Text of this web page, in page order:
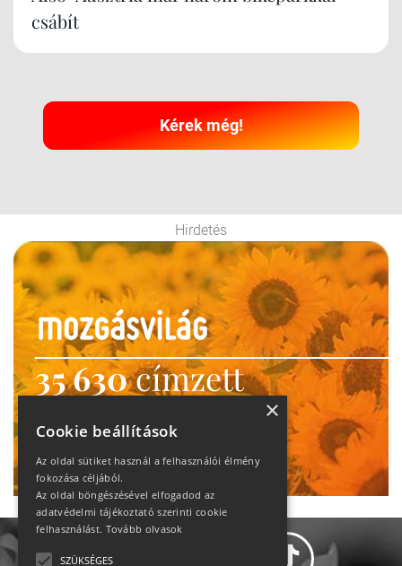
csábít
Kérek még!
Hirdetés
35 630címzett
heti motiváció
Ne maradj le!
×
Cookie beállítások
Az oldal sütiket használ a felhasználói élmény
fokozása céljából.
Az oldal böngészésével elfogadod az
adatvédelmi tájékoztató szerinti cookie
felhasználást. Tovább olvasok
SZÜKSÉGES